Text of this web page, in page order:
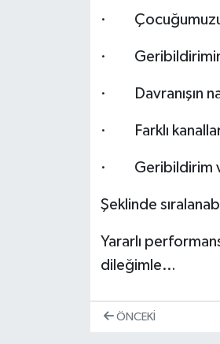
·
·
· Davranışın
· Farklı
· Geribildirim
Şeklinde
Yararlı
dileğimle…
ÖNCEKI